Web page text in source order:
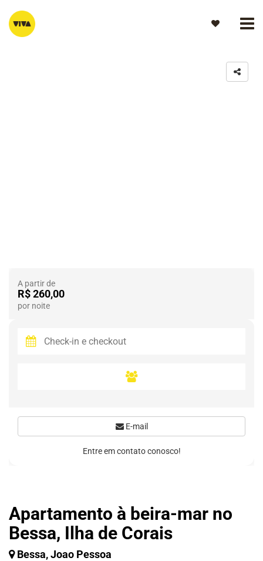
Apartamento à beira-mar no
Bessa, Ilha de Corais
Bessa, Joao Pessoa
A partir de
R$ 260,00
por noite
E-mail
Entre em contato conosco!